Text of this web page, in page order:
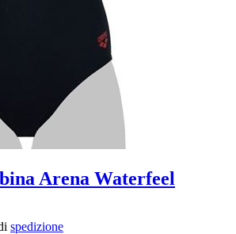
Arena Waterfeel
spedizione